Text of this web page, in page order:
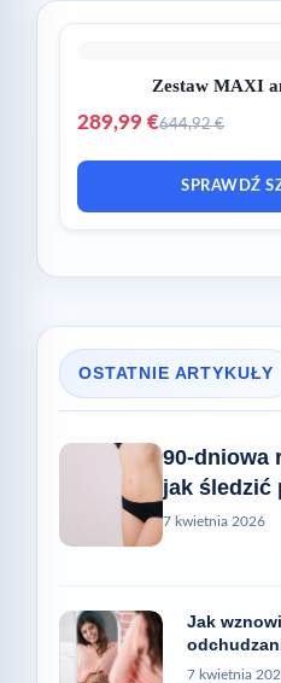
Zestaw MAXI
289,99 €644,92 €
SPRAWDŹ
OSTATNIE ARTYKUŁY
90-dniowa
jak śledzić
7 kwietnia 2026
Jak
7 kwietnia